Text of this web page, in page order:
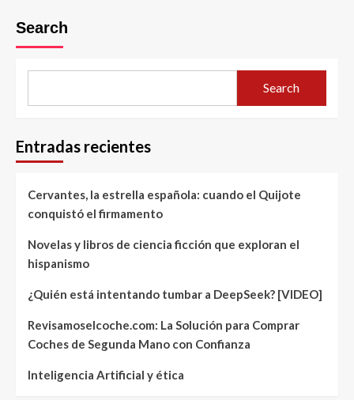
Search
Search
Entradas recientes
Cervantes, la estrella española: cuando el Quijote
conquistó el firmamento
Novelas y libros de ciencia ficción que exploran el
hispanismo
¿Quién está intentando tumbar a DeepSeek? [VIDEO]
Revisamoselcoche.com: La Solución para Comprar
Coches de Segunda Mano con Confianza
Inteligencia Artificial y ética